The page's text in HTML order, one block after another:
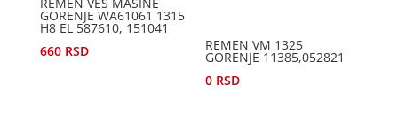
GORENJE WA61061 1315
H8 EL 587610, 151041
660 RSD REMEN VM 1325
GORENJE 11385,052821
0 RSD